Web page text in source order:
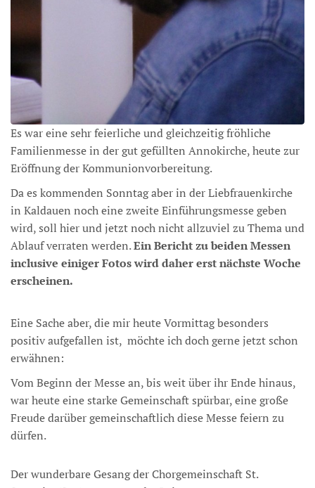
Es war eine sehr feierliche und gleichzeitig fröhliche
Familienmesse in der gut gefüllten Annokirche, heute zur
Eröffnung der Kommunionvorbereitung.
Da es kommenden Sonntag aber in der Liebfrauenkirche
in Kaldauen noch eine zweite Einführungsmesse geben
wird, soll hier und jetzt noch nicht allzuviel zu Thema und
Ablauf verraten werden.Ein Bericht zu beiden Messen
inclusive einiger Fotos wird daher erst nächste Woche
erscheinen.
Eine Sache aber, die mir heute Vormittag besonders
positiv aufgefallen ist, möchte ich doch gerne jetzt schon
erwähnen:
Vom Beginn der Messe an, bis weit über ihr Ende hinaus,
war heute eine starke Gemeinschaft spürbar, eine große
Freude darüber gemeinschaftlich diese Messe feiern zu
dürfen.
Der wunderbare Gesang der Chorgemeinschaft St.